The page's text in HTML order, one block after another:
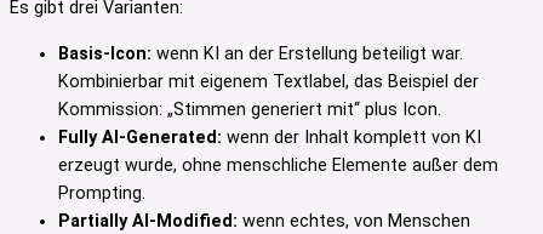
Es gibt drei Varianten:
Basis-Icon: wenn KI an der Erstellung beteiligt war.
Kombinierbar mit eigenem Textlabel, das Beispiel der
Kommission: „Stimmen generiert mit“ plus Icon.
Fully AI-Generated: wenn der Inhalt komplett von KI
erzeugt wurde, ohne menschliche Elemente außer dem
Prompting.
Partially AI-Modified: wenn echtes, von Menschen